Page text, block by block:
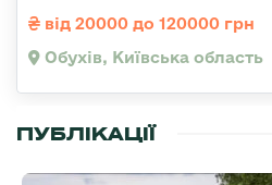
від 20000 до 120000 грн
Обухів, Київська область
ПУБЛІКАЦІЇ